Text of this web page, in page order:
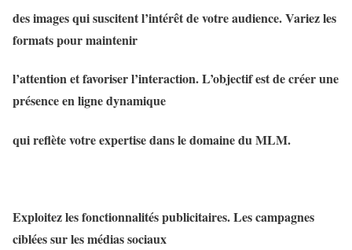
des images qui suscitent l’intérêt de votre audience. Variez les
formats pour maintenir
l’attention et favoriser l’interaction. L’objectif est de créer une
présence en ligne dynamique
qui reflète votre expertise dans le domaine du MLM.
Exploitez les fonctionnalités publicitaires. Les campagnes
ciblées sur les médias sociaux